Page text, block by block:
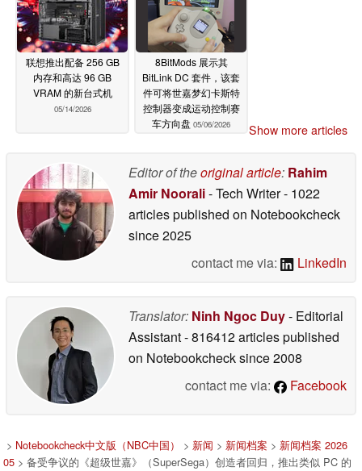
联想推出配备 256 GB
内存和高达 96 GB
VRAM 的新台式机
05/14/2026
8BitMods 展示其
BitLink DC 套件，该套
件可将世嘉梦幻卡斯特
控制器变成运动控制赛
车方向盘 05/06/2026 Show more articles
Editor of theoriginal article: Rahim
Amir Noorali- Tech Writer- 1022
articles published on Notebookcheck
since 2025
contact me via:
LinkedIn
Translator: Ninh Ngoc Duy- Editorial
Assistant- 816412 articles published
on Notebookchecksince 2008
contact me via:
Facebook
> Notebookcheck中文版（NBC中国） > 新闻 > 新闻档案 > 新闻档案 2026
05> 备受争议的《超级世嘉》（SuperSega）创造者回归，推出类似 PC 的